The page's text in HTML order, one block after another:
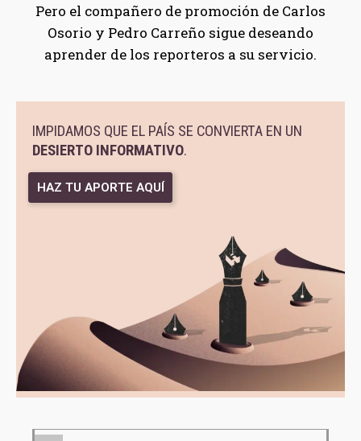
Pero el compañero de promoción de Carlos
Osorio y Pedro Carreño sigue deseando
aprender de los reporteros a su servicio.
IMPIDAMOS QUE EL PAÍS SE CONVIERTA EN UN
DESIERTO INFORMATIVO.
HAZ TU APORTE AQUÍ